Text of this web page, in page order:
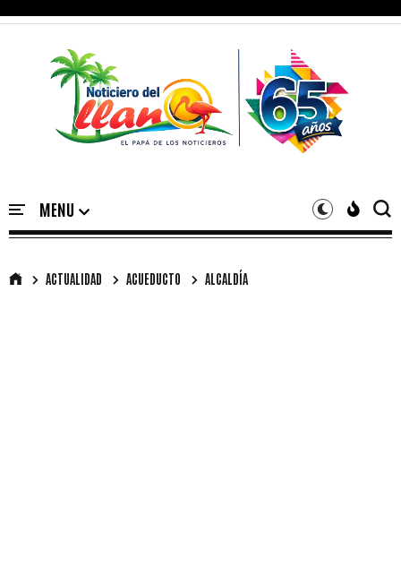
ACTUALIDAD ACUEDUCTO ALCALDÍA